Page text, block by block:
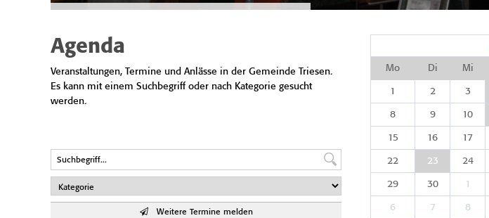
Agenda
Veranstaltungen, Termine und Anlässe in der Gemeinde Triesen.
Es kann mit einem Suchbegriff oder nach Kategorie gesucht
werden.
Weitere Termine melden
Mo Di Mi
1 2 3
8 9 10
15 16 17
22 23 24
29 30 1
6 7 8